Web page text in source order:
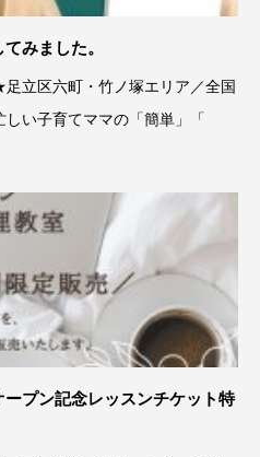
みました。
区六町・竹ノ塚エリア／全国
しい子育てママの「簡単」「
プン記念レッスンチケット特